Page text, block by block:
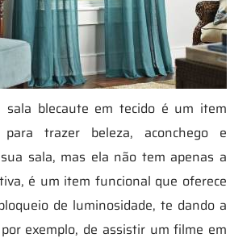
sala blecaute em tecido é um item
para trazer beleza, aconchego e
sala, mas ela não tem apenas a
é um item funcional que oferece
de luminosidade, te dando a
exemplo, de assistir um filme em